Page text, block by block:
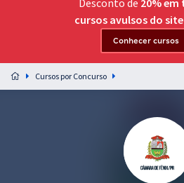
Preparação completa e intensiva para as
residências em saúde do Brasil
Desconto de 20%
cursos avulsos do site
Conhecer cursos
Cursos por Concurso